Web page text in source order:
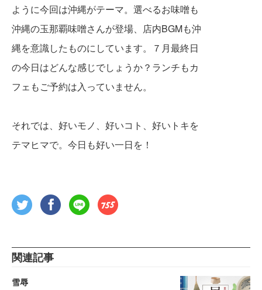
ように今回は沖縄がテーマ。選べるお味噌も
沖縄の玉那覇味噌さんが登場、店内BGMも沖
縄を意識したものにしています。７月最終日
の今日はどんな感じでしょうか？ランチもカ
フェもご予約は入っていません。
それでは、好いモノ、好いコト、好いトキを
テマヒマで。今日も好い一日を！
関連記事
雪辱